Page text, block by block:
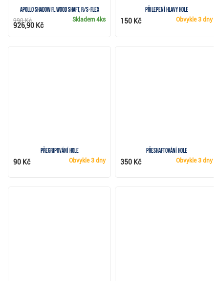
Apollo Shadow FL wood shaft, R/S-flex
Skladem4ks
990 Kč
926,90 Kč
Přilepení hlavy hole
Obvykle3 dny
150 Kč
Přegripování hole
Obvykle3 dny
90 Kč
Přeshaftování hole
Obvykle3 dny
350 Kč